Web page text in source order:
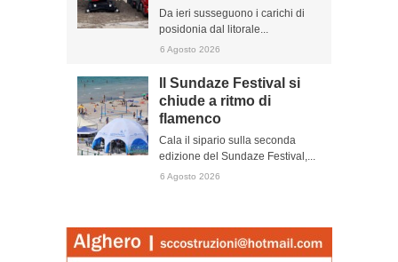
Da ieri susseguono i carichi di
posidonia dal litorale...
6 Agosto 2026
Il Sundaze Festival si
chiude a ritmo di
flamenco
Cala il sipario sulla seconda
edizione del Sundaze Festival,...
6 Agosto 2026